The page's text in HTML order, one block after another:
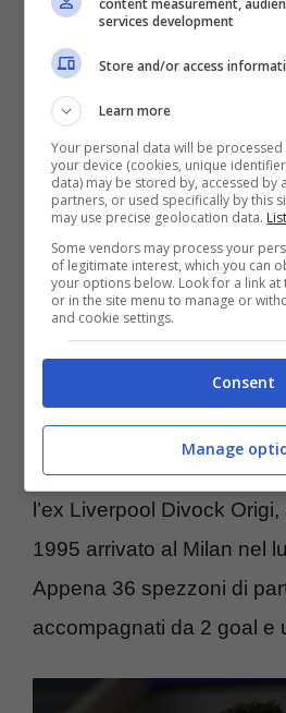
Calciomercato
dei saluti: se ne
due
bordo del club meneghino
possibilità è quella di fare i
giocare. Si era parlato di
loro e di passaggio in
può cambiare tutto. Il
l’ex Liverpool Divock
1995 arrivato al Milan nel
Appena 36 spezzoni di
accompagnati da 2 goal e
content measurement,
services development
Store and/or access
Learn more
Your personal data will be
your device (cookies, unique
data) may be stored by, accessed by
partners, or used specifically by this
may use precise geolocation data.
Some vendors may process your
of legitimate interest, which you can
your options below. Look for a link
or in the site menu to manage or
and cookie settings.
Consent
Manage